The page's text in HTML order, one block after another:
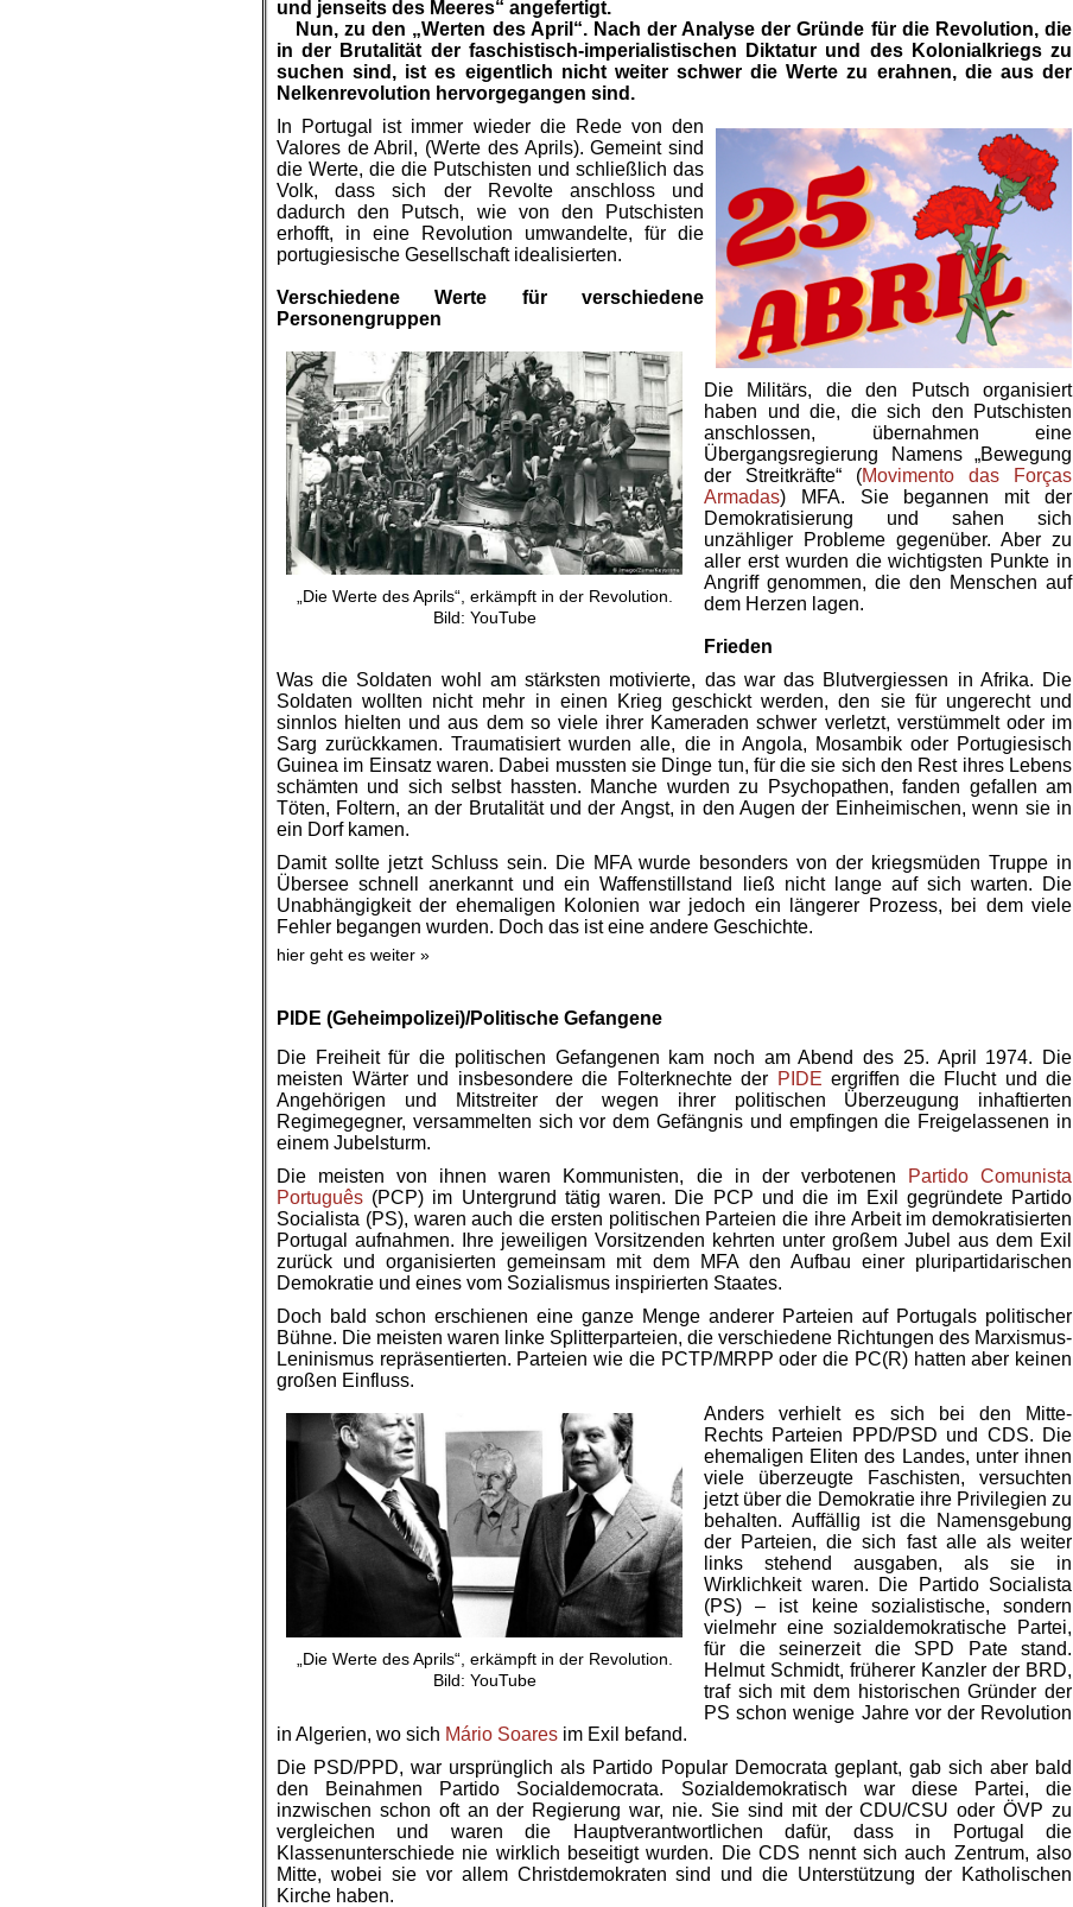
und jenseits des Meeres“ angefertigt.
Nun, zu den „Werten des April“. Nach der Analyse der Gründe für die Revolution, die
in der Brutalität der faschistisch-imperialistischen Diktatur und des Kolonialkriegs zu
suchen sind, ist es eigentlich nicht weiter schwer die Werte zu erahnen, die aus der
Nelkenrevolution hervorgegangen sind.
In Portugal ist immer wieder die Rede von den
Valores de Abril, (Werte des Aprils). Gemeint sind
die Werte, die die Putschisten und schließlich das
Volk, dass sich der Revolte anschloss und
dadurch den Putsch, wie von den Putschisten
erhofft, in eine Revolution umwandelte, für die
portugiesische Gesellschaft idealisierten.
Verschiedene Werte für verschiedene
Personengruppen
„Die Werte des Aprils“, erkämpft in der Revolution.
Bild: YouTube
Die Militärs, die den Putsch organisiert
haben und die, die sich den Putschisten
anschlossen, übernahmen eine
Übergangsregierung Namens „Bewegung
der Streitkräfte“ (Movimento das Forças
Armadas) MFA. Sie begannen mit der
Demokratisierung und sahen sich
unzähliger Probleme gegenüber. Aber zu
aller erst wurden die wichtigsten Punkte in
Angriff genommen, die den Menschen auf
dem Herzen lagen.
Frieden
Was die Soldaten wohl am stärksten motivierte, das war das Blutvergiessen in Afrika. Die
Soldaten wollten nicht mehr in einen Krieg geschickt werden, den sie für ungerecht und
sinnlos hielten und aus dem so viele ihrer Kameraden schwer verletzt, verstümmelt oder im
Sarg zurückkamen. Traumatisiert wurden alle, die in Angola, Mosambik oder Portugiesisch
Guinea im Einsatz waren. Dabei mussten sie Dinge tun, für die sie sich den Rest ihres Lebens
schämten und sich selbst hassten. Manche wurden zu Psychopathen, fanden gefallen am
Töten, Foltern, an der Brutalität und der Angst, in den Augen der Einheimischen, wenn sie in
ein Dorf kamen.
Damit sollte jetzt Schluss sein. Die MFA wurde besonders von der kriegsmüden Truppe in
Übersee schnell anerkannt und ein Waffenstillstand ließ nicht lange auf sich warten. Die
Unabhängigkeit der ehemaligen Kolonien war jedoch ein längerer Prozess, bei dem viele
Fehler begangen wurden. Doch das ist eine andere Geschichte.
hier geht es weiter »
PIDE (Geheimpolizei)/Politische Gefangene
Die Freiheit für die politischen Gefangenen kam noch am Abend des 25. April 1974. Die
meisten Wärter und insbesondere die Folterknechte der PIDE ergriffen die Flucht und die
Angehörigen und Mitstreiter der wegen ihrer politischen Überzeugung inhaftierten
Regimegegner, versammelten sich vor dem Gefängnis und empfingen die Freigelassenen in
einem Jubelsturm.
Die meisten von ihnen waren Kommunisten, die in der verbotenen
Partido Comunista
Português (PCP) im Untergrund tätig waren. Die PCP und die im Exil gegründete Partido
Socialista (PS), waren auch die ersten politischen Parteien die ihre Arbeit im demokratisierten
Portugal aufnahmen. Ihre jeweiligen Vorsitzenden kehrten unter großem Jubel aus dem Exil
zurück und organisierten gemeinsam mit dem MFA den Aufbau einer pluripartidarischen
Demokratie und eines vom Sozialismus inspirierten Staates.
Doch bald schon erschienen eine ganze Menge anderer Parteien auf Portugals politischer
Bühne. Die meisten waren linke Splitterparteien, die verschiedene Richtungen des Marxismus-
Leninismus repräsentierten. Parteien wie die PCTP/MRPP oder die PC(R) hatten aber keinen
großen Einfluss.
„Die Werte des Aprils“, erkämpft in der Revolution.
Bild: YouTube
Anders verhielt es sich bei den Mitte-
Rechts Parteien PPD/PSD und CDS. Die
ehemaligen Eliten des Landes, unter ihnen
viele überzeugte Faschisten, versuchten
jetzt über die Demokratie ihre Privilegien zu
behalten. Auffällig ist die Namensgebung
der Parteien, die sich fast alle als weiter
links stehend ausgaben, als sie in
Wirklichkeit waren. Die Partido Socialista
(PS) – ist keine sozialistische, sondern
vielmehr eine sozialdemokratische Partei,
für die seinerzeit die SPD Pate stand.
Helmut Schmidt, früherer Kanzler der BRD,
traf sich mit dem historischen Gründer der
PS schon wenige Jahre vor der Revolution
in Algerien, wo sich Mário Soares im Exil befand.
Die PSD/PPD, war ursprünglich als Partido Popular Democrata geplant, gab sich aber bald
den Beinahmen Partido Socialdemocrata. Sozialdemokratisch war diese Partei, die
inzwischen schon oft an der Regierung war, nie. Sie sind mit der CDU/CSU oder ÖVP zu
vergleichen und waren die Hauptverantwortlichen dafür, dass in Portugal die
Klassenunterschiede nie wirklich beseitigt wurden. Die CDS nennt sich auch Zentrum, also
Mitte, wobei sie vor allem Christdemokraten sind und die Unterstützung der Katholischen
Kirche haben.